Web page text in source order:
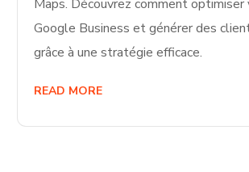
Maps. Découvrez comment
Google Business et générer des
grâce à une stratégie efficace.
READ MORE